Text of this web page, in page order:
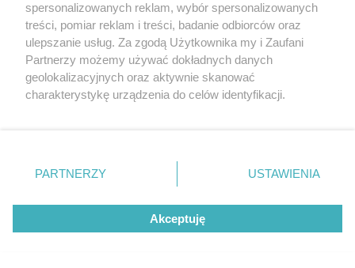
Żaden utwór zamieszczony w serwisie nie może być powielany i
rozpowszechniany lub dalej rozpowszechniany w jakikolwiek sposób (w tym
zabronione pod groźbą kary i może być ścigane prawnie.
Nasze serwisy
spersonalizowanych reklam, wybór spersonalizowanych
treści, pomiar reklam i treści, badanie odbiorców oraz
ulepszanie usług. Za zgodą Użytkownika my i Zaufani
Partnerzy możemy używać dokładnych danych
geolokalizacyjnych oraz aktywnie skanować
charakterystykę urządzenia do celów identyfikacji.
zmienić/wycofać klikając przycisk ustawień prywatności
znajdujący się w lewym dolnym rogu strony
rodzaje przetwarzania danych nie wymagają zgody
użytkownika, ale masz prawo sprzeciwić się takiemu
przetwarzaniu. Preferencje będą miały zastosowanie tylko
PARTNERZY USTAWIENIA
Akceptuję